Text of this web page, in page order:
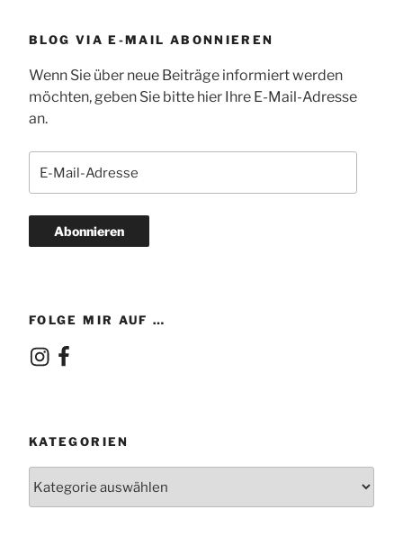
BLOG VIA E-MAIL ABONNIEREN
Wenn Sie über neue Beiträge informiert werden
möchten, geben Sie bitte hier Ihre E-Mail-Adresse
an.
Mail-
Abonnieren
FOLGE MIR AUF …
Instagram
Facebook
KATEGORIEN